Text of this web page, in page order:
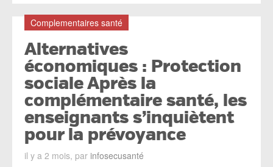
Complementaires santé
Alternatives
économiques : Protection
sociale Après la
complémentaire santé, les
enseignants s’inquiètent
pour la prévoyance
il y a 2 mois, par infosecusanté